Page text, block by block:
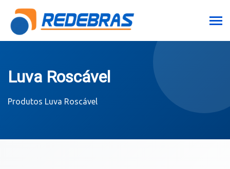
Luva Roscável
Produtos Luva Roscável